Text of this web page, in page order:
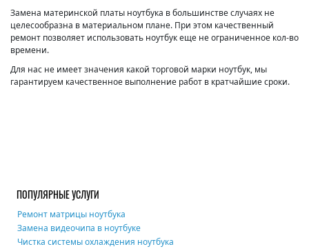
Замена материнской платы ноутбука в большинстве случаях не
целесообразна в материальном плане. При этом качественный
ремонт позволяет использовать ноутбук еще не ограниченное кол-во
времени.
Для нас не имеет значения какой торговой марки ноутбук, мы
гарантируем качественное выполнение работ в кратчайшие сроки.
ПОПУЛЯРНЫЕ УСЛУГИ
Ремонт матрицы ноутбука
Замена видеочипа в ноутбуке
Чистка системы охлаждения ноутбука